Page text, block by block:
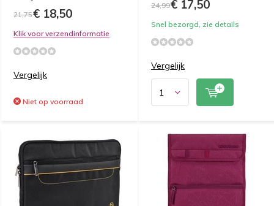
21,75€ 18,50
Klik voor verzendinformatie
Vergelijk
Niet op voorraad
24,99€ 17,50
Snel bezorgd, zie details
Vergelijk